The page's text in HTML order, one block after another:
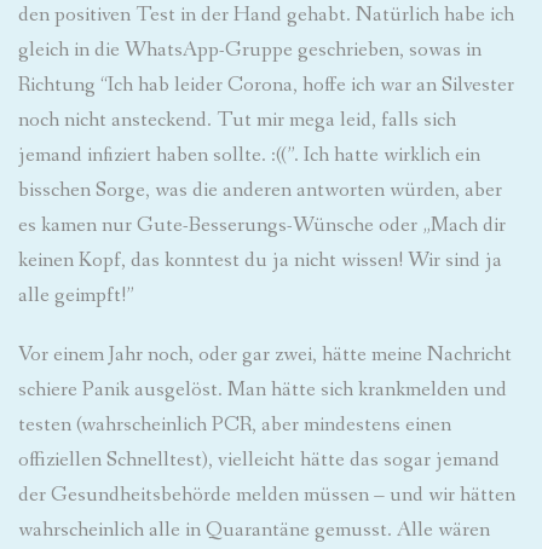
den positiven Test in der Hand gehabt. Natürlich habe ich
gleich in die WhatsApp-Gruppe geschrieben, sowas in
Richtung “Ich hab leider Corona, hoffe ich war an Silvester
noch nicht ansteckend. Tut mir mega leid, falls sich
jemand infiziert haben sollte. :((”. Ich hatte wirklich ein
bisschen Sorge, was die anderen antworten würden, aber
es kamen nur Gute-Besserungs-Wünsche oder „Mach dir
keinen Kopf, das konntest du ja nicht wissen! Wir sind ja
alle geimpft!”
Vor einem Jahr noch, oder gar zwei, hätte meine Nachricht
schiere Panik ausgelöst. Man hätte sich krankmelden und
testen (wahrscheinlich PCR, aber mindestens einen
offiziellen Schnelltest), vielleicht hätte das sogar jemand
der Gesundheitsbehörde melden müssen – und wir hätten
wahrscheinlich alle in Quarantäne gemusst. Alle wären